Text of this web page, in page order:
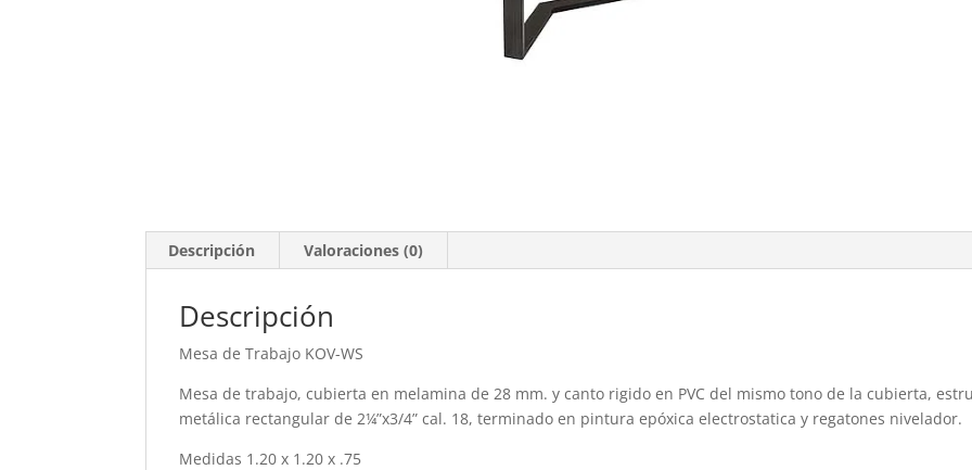
Descripción Valoraciones (0)
Descripción
Mesa de Trabajo KOV-WS
Mesa de trabajo, cubierta en melamina de 28 mm. y canto rigido en PVC del mismo tono de la cubierta,
metálica rectangular de 2¼”x3/4” cal. 18, terminado en pintura epóxica electrostatica y regatones nivelador.
Medidas 1.20 x 1.20 x .75